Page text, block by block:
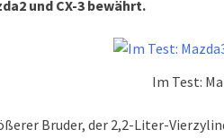
und CX-3 bewährt.
Im Test:
Bruder, der 2,2-Liter-